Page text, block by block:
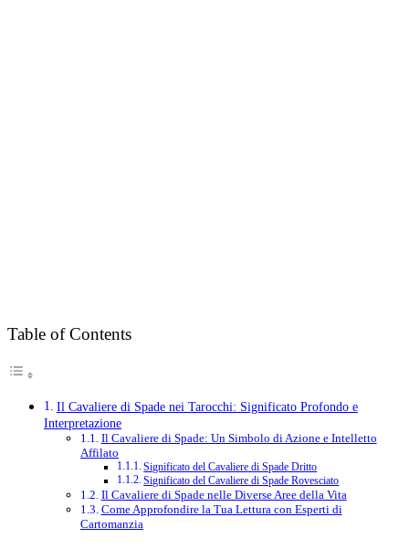
Table of Contents
Il Cavaliere di Spade nei Tarocchi: Significato Profondo e
Interpretazione
Il Cavaliere di Spade: Un Simbolo di Azione e Intelletto
Affilato
Significato del Cavaliere di Spade Dritto
Significato del Cavaliere di Spade Rovesciato
Il Cavaliere di Spade nelle Diverse Aree della Vita
Come Approfondire la Tua Lettura con Esperti di
Cartomanzia